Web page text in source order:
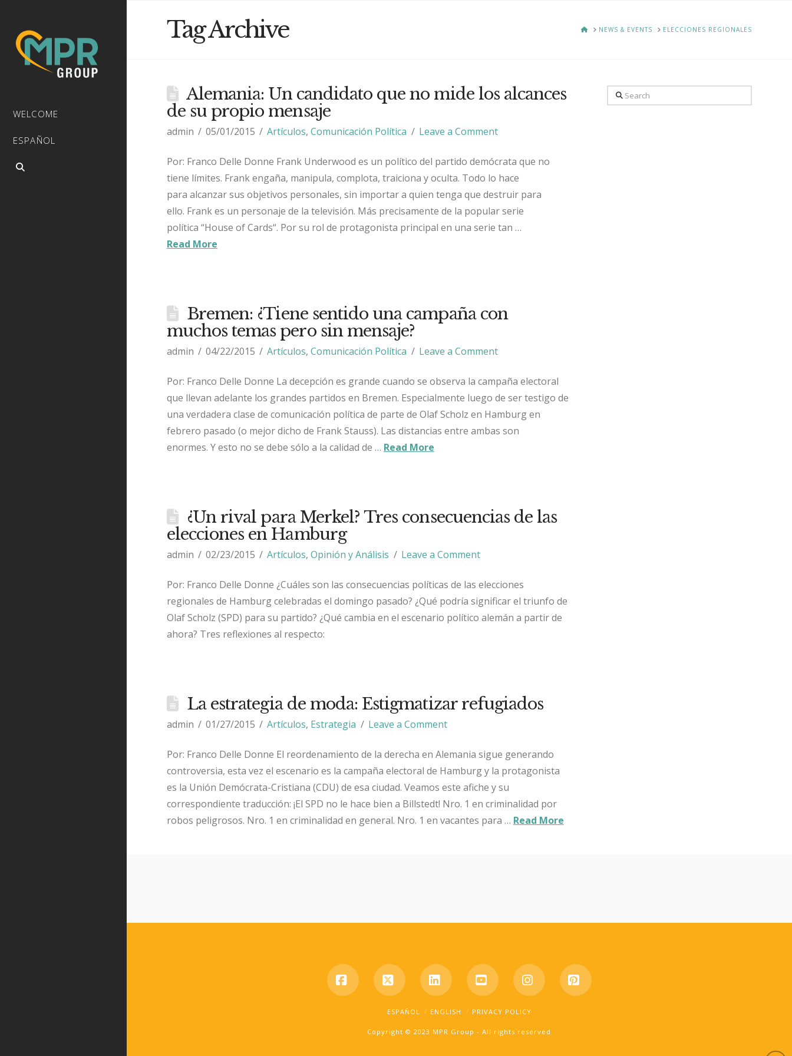
WELCOME
ESPAÑOL
Tag Archive HOMENEWS & EVENTS ELECCIONES REGIONALES
Alemania: Un candidato que no mide los alcances
de su propio mensaje
admin 05/01/2015 Artículos,Comunicación Política Leave a Comment
Por: Franco Delle Donne Frank Underwood es un político del partido demócrata que no
tiene límites. Frank engaña, manipula, complota, traiciona y oculta. Todo lo hace
para alcanzar sus objetivos personales, sin importar a quien tenga que destruir para
ello. Frank es un personaje de la televisión. Más precisamente de la popular serie
política “House of Cards“. Por su rol de protagonista principal en una serie tan …
Read More
Bremen: ¿Tiene sentido una campaña con
muchos temas pero sin mensaje?
admin 04/22/2015 Artículos,Comunicación Política Leave a Comment
Por: Franco Delle Donne La decepción es grande cuando se observa la campaña electoral
que llevan adelante los grandes partidos en Bremen. Especialmente luego de ser testigo de
una verdadera clase de comunicación política de parte de Olaf Scholz en Hamburg en
febrero pasado (o mejor dicho de Frank Stauss). Las distancias entre ambas son
enormes. Y esto no se debe sólo a la calidad de … Read More
¿Un rival para Merkel? Tres consecuencias de las
elecciones en Hamburg
admin 02/23/2015 Artículos,Opinión y Análisis Leave a Comment
Por: Franco Delle Donne ¿Cuáles son las consecuencias políticas de las elecciones
regionales de Hamburg celebradas el domingo pasado? ¿Qué podría significar el triunfo de
Olaf Scholz (SPD) para su partido? ¿Qué cambia en el escenario político alemán a partir de
ahora? Tres reflexiones al respecto:
La estrategia de moda: Estigmatizar refugiados
admin 01/27/2015 Artículos, Estrategia Leave a Comment
Por: Franco Delle Donne El reordenamiento de la derecha en Alemania sigue generando
controversia, esta vez el escenario es la campaña electoral de Hamburg y la protagonista
es la Unión Demócrata-Cristiana (CDU) de esa ciudad. Veamos este afiche y su
correspondiente traducción: ¡El SPD no le hace bien a Billstedt! Nro. 1 en criminalidad por
robos peligrosos. Nro. 1 en criminalidad en general. Nro. 1 en vacantes para … Read More
Search
Facebook
X LinkedInYouTubeInstagram
ESPAÑOL ENGLISH PRIVACY POLICY
Copyright © 2023 MPR Group - All rights reserved